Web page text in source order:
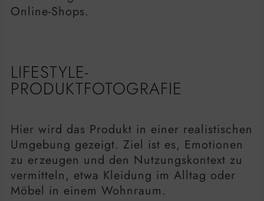
Online-Shops.
LIFESTYLE-
PRODUKTFOTOGRAFIE
Hier wird das Produkt in einer realistischen
Umgebung gezeigt. Ziel ist es, Emotionen
zu erzeugen und den Nutzungskontext zu
vermitteln, etwa Kleidung im Alltag oder
Möbel in einem Wohnraum.